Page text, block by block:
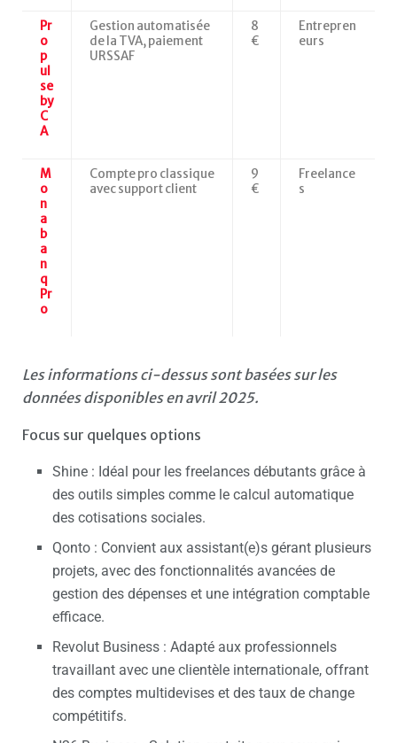
Pr
o
p
ul
se
by
C
A
Gestion automatisée
de la TVA, paiement
URSSAF
8
€
Entrepren
eurs
M
o
n
a
b
a
n
q
Pr
o
Compte pro classique
avec support client
9
€
Freelance
s
Les informations ci-dessus sont basées sur les
données disponibles en avril 2025.
Focus sur quelques options
Shine : Idéal pour les freelances débutants grâce à
des outils simples comme le calcul automatique
des cotisations sociales.
Qonto : Convient aux assistant(e)s gérant plusieurs
projets, avec des fonctionnalités avancées de
gestion des dépenses et une intégration comptable
efficace.
Revolut Business : Adapté aux professionnels
travaillant avec une clientèle internationale, offrant
des comptes multidevises et des taux de change
compétitifs.